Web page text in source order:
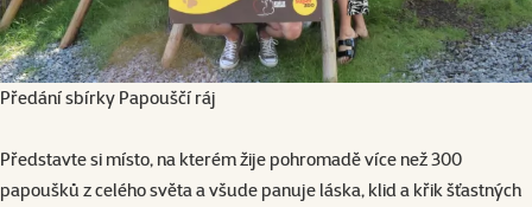
Předání sbírky Papouščí ráj
Představte si místo, na kterém žije pohromadě více než 300
papoušků z celého světa a všude panuje láska, klid a křik šťastných